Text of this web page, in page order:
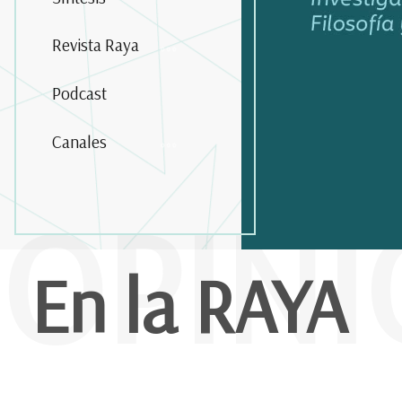
Revista Raya
Podcast
Canales
En la RAYA